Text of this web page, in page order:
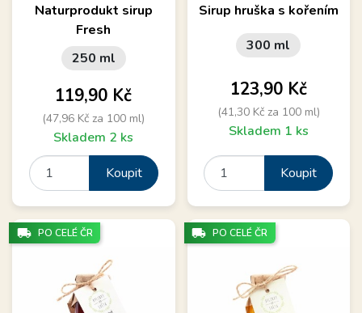
Naturprodukt sirup
Fresh
250 ml
Cena
119,90 Kč
(47,96 Kč za 100 ml)
Skladem 2 ks
Koupit
Sirup hruška s kořením
300 ml
Cena
123,90 Kč
(41,30 Kč za 100 ml)
Skladem 1 ks
Koupit
local_shipping PO CELÉ ČR local_shipping PO CELÉ ČR